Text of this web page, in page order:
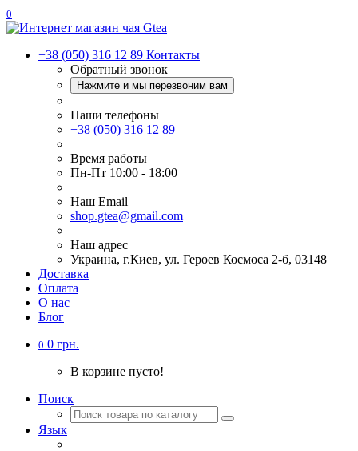
0
+38 (050) 316 12 89 Контакты
Обратный звонок
Нажмите и мы перезвоним вам
Наши телефоны
+38 (050) 316 12 89
Время работы
Пн-Пт 10:00 - 18:00
Наш Еmail
shop.gtea@gmail.com
Наш адрес
Украина, г.Киев, ул. Героев Космоса 2-б, 03148
Доставка
Оплата
О нас
Блог
0 0 грн.
В корзине пусто!
Поиск
Язык